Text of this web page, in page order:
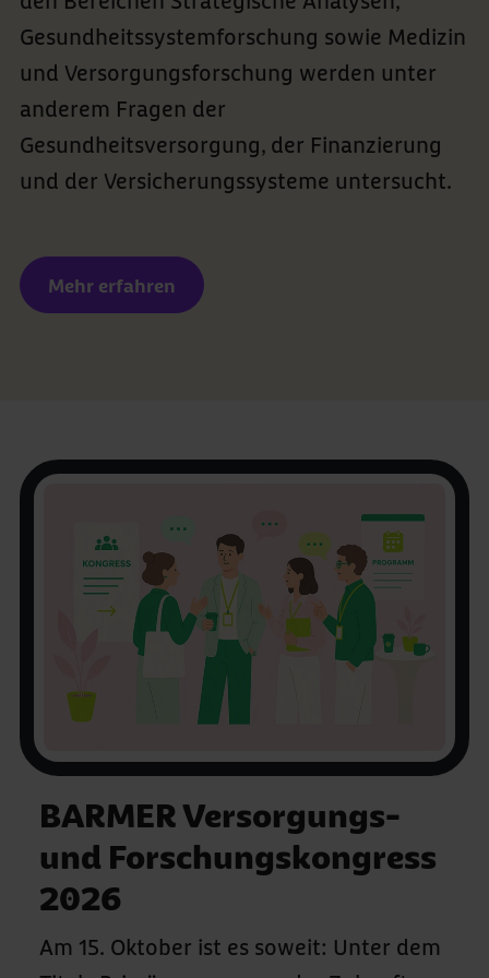
Gesundheitssystemforschung sowie Medizin
und Versorgungsforschung werden unter
anderem Fragen der
Gesundheitsversorgung, der Finanzierung
und der Versicherungssysteme untersucht.
Mehr erfahren
BARMER Versorgungs-
und Forschungskongress
2026
Am 15. Oktober ist es soweit: Unter dem